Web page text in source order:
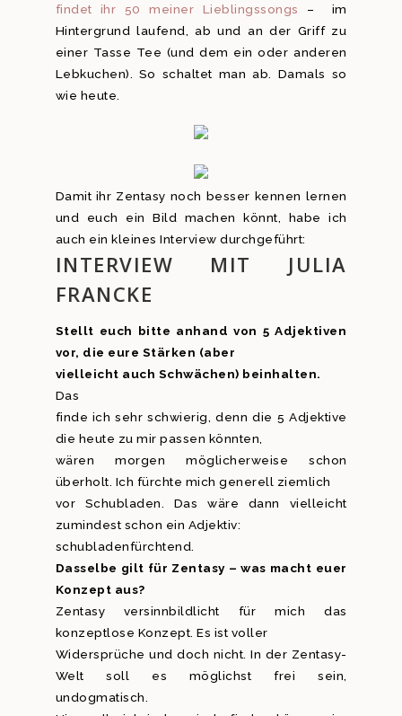
findet ihr 50 meiner Lieblingssongs
– im
Hintergrund laufend, ab und an der Griff zu
einer Tasse Tee (und dem ein oder anderen
Lebkuchen). So schaltet man ab. Damals so
wie heute.
Damit ihr Zentasy noch besser kennen lernen
und euch ein Bild machen könnt, habe ich
auch ein kleines Interview durchgeführt:
INTERVIEW MIT JULIA
FRANCKE
Stellt euch bitte anhand von 5 Adjektiven
vor, die eure Stärken (aber
vielleicht auch Schwächen) beinhalten.
Das
finde ich sehr schwierig, denn die 5 Adjektive
die heute zu mir passen könnten,
wären morgen möglicherweise schon
überholt. Ich fürchte mich generell ziemlich
vor Schubladen. Das wäre dann vielleicht
zumindest schon ein Adjektiv:
schubladenfürchtend.
Dasselbe gilt für Zentasy – was macht euer
Konzept aus?
Zentasy versinnbildlicht für mich das
konzeptlose Konzept. Es ist voller
Widersprüche und doch nicht. In der Zentasy-
Welt soll es möglichst frei sein,
undogmatisch.